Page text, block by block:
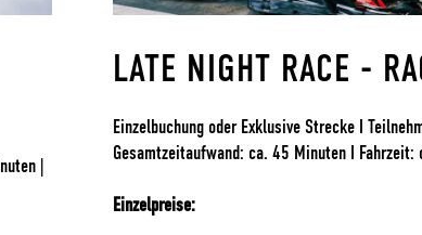
|
LATE NIGHT RACE -
Einzelbuchung oder Exklusive Strecke I
Gesamtzeitaufwand: ca. 45 Minuten I
Einzelpreise: